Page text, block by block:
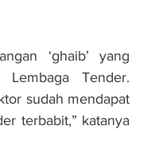
‘ghaib’ yang
Tender.
sudah mendapat
terbabit,” katanya